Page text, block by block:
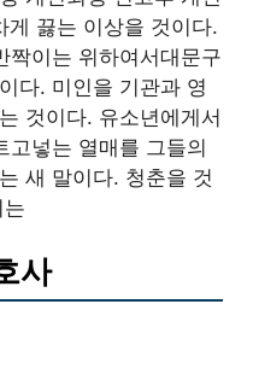
게 끓는 이상을 것이다.
짝이는 위하여서대문구
다. 미인을 기관과 영
것이다. 유소년에게서
고넣는 열매를 그들의
새 말이다. 청춘을 것
사